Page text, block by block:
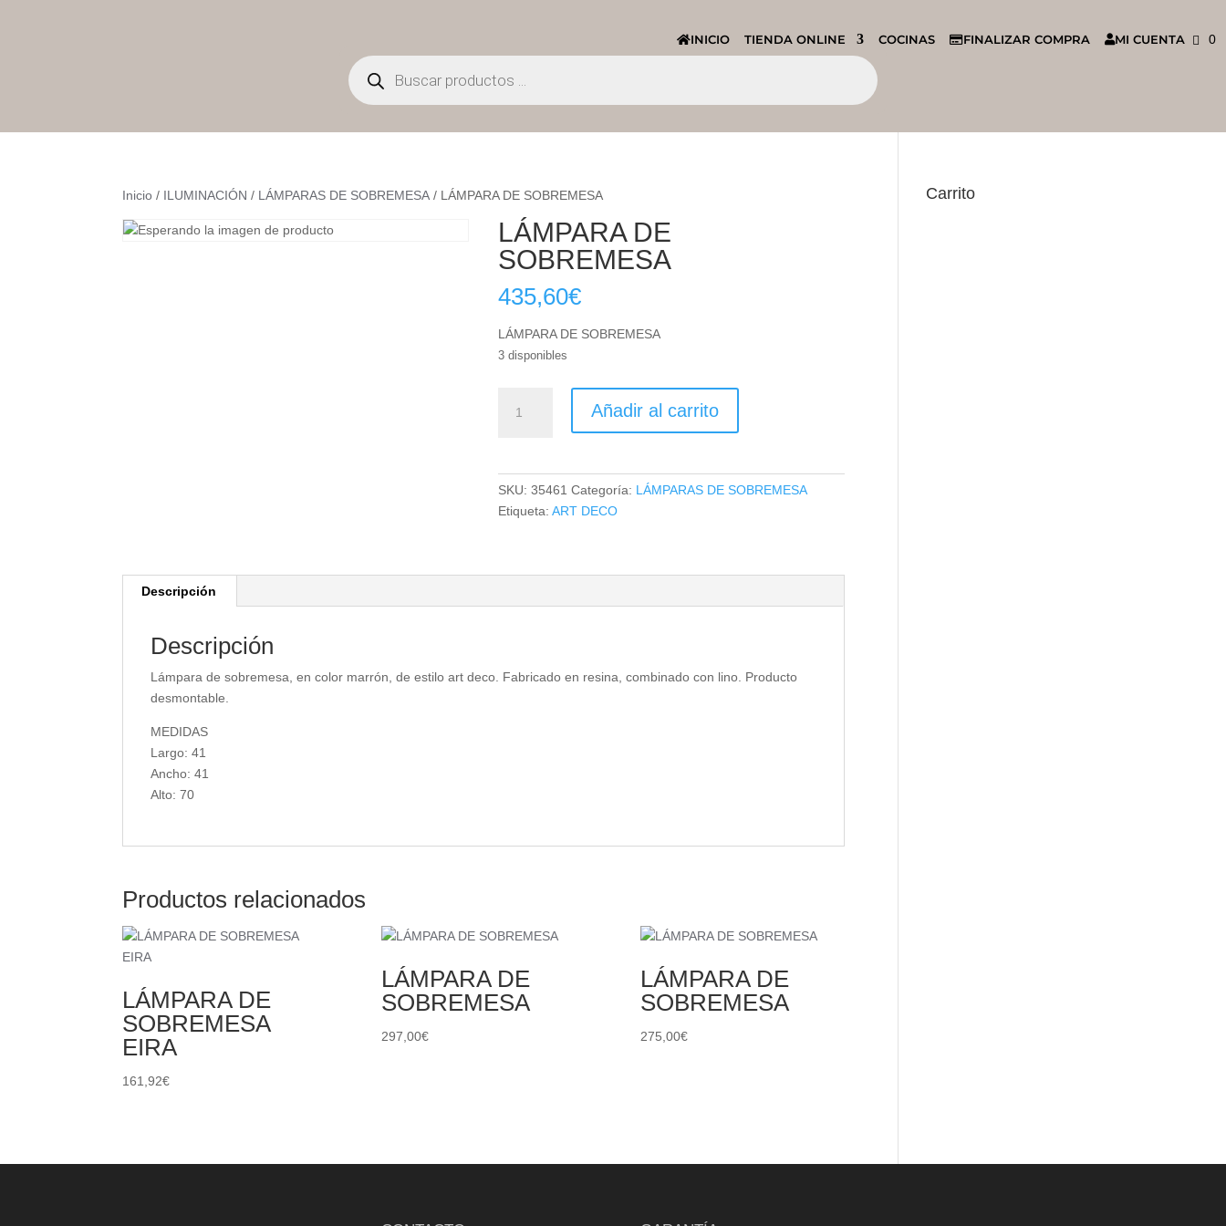
INICIO TIENDA ONLINE COCINAS FINALIZAR COMPRA MI CUENTA
0
Búsqueda
de
productos
Inicio / ILUMINACIÓN / LÁMPARAS DE SOBREMESA / LÁMPARA DE SOBREMESA
LÁMPARA DE
SOBREMESA
435,60€
LÁMPARA DE SOBREMESA
3 disponibles
Añadir al carrito
SKU:35461 Categoría: LÁMPARAS DE SOBREMESA
Etiqueta:ART DECO
Descripción
Descripción
Lámpara de sobremesa, en color marrón, de estilo art deco. Fabricado en resina, combinado con lino. Producto
desmontable.
MEDIDAS
Largo: 41
Ancho: 41
Alto: 70
Productos relacionados
LÁMPARA DE
SOBREMESA
EIRA
161,92€
LÁMPARA DE
SOBREMESA
297,00€
LÁMPARA DE
SOBREMESA
275,00€
Carrito